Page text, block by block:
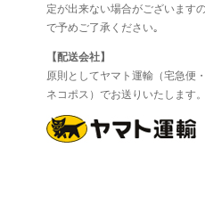
定が出来ない場合がございます
で予めご了承ください｡
【配送会社】
原則としてヤマト運輸（宅急便
ネコポス）でお送りいたします